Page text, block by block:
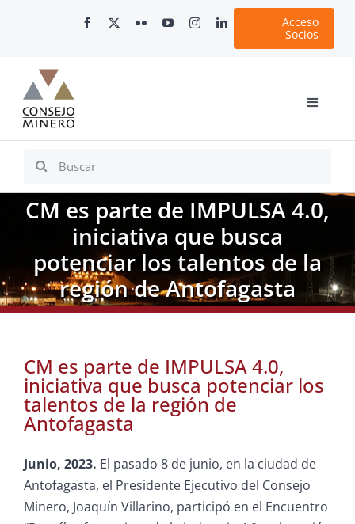
Acceso
Socios
Toggle
Documentos
Minería en Chile
Plataformas Digitales
Comunicaciones
Search
CM es parte de IMPULSA 4.0,
iniciativa que busca
potenciar los talentos de la
región de Antofagasta
CM es parte de IMPULSA 4.0,
iniciativa que busca potenciar los
talentos de la región de
Antofagasta
Junio, 2023. El pasado 8 de junio, en la ciudad de
Antofagasta, el Presidente Ejecutivo del Consejo
Minero, Joaquín Villarino, participó en el Encuentro